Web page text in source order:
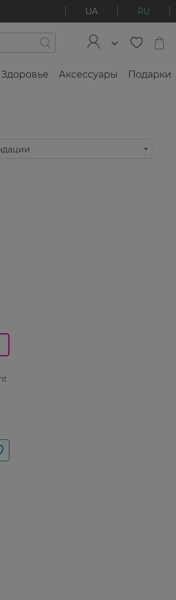
UA RU
Здоровье Аксессуары Подарки